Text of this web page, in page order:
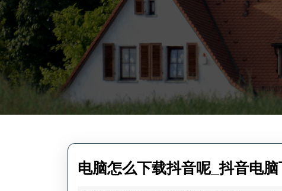
电脑怎么下载抖音呢_抖音电